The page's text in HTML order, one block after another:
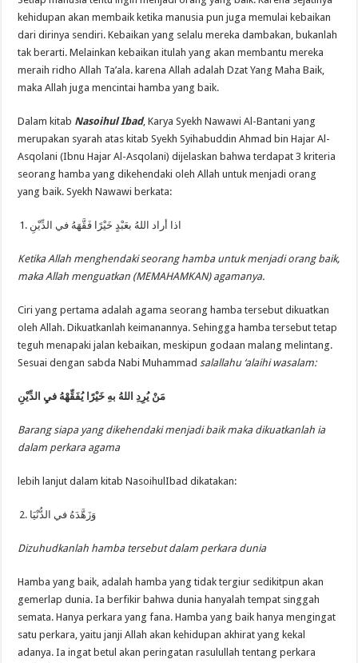
kehidupan akan membaik ketika manusia pun juga memulai kebaikan
dari dirinya sendiri. Kebaikan yang selalu mereka dambakan, bukanlah
tak berarti. Melainkan kebaikan itulah yang akan membantu mereka
meraih ridho Allah Ta’ala. karena Allah adalah Dzat Yang Maha Baik,
maka Allah juga mencintai hamba yang baik.
Dalam kitab Nasoihul Ibad, Karya Syekh Nawawi Al-Bantani yang
merupakan syarah atas kitab Syekh Syihabuddin Ahmad bin Hajar Al-
Asqolani (Ibnu Hajar Al-Asqolani) dijelaskan bahwa terdapat 3 kriteria
seorang hamba yang dikehendaki oleh Allah untuk menjadi orang
yang baik. Syekh Nawawi berkata:
اذا أراد اللهُ بعَبْدٍ خَيْرًا فَقَّهَهُ في الدِّيْنِ
Ketika Allah menghendaki seorang hamba untuk menjadi orang baik,
maka Allah menguatkan (MEMAHAMKAN) agamanya.
Ciri yang pertama adalah agama seorang hamba tersebut dikuatkan
oleh Allah. Dikuatkanlah keimanannya. Sehingga hamba tersebut tetap
teguh menapaki jalan kebaikan, meskipun godaan malang melintang.
Sesuai dengan sabda Nabi Muhammadsalallahu ‘alaihi wasalam:
مَنْ يُرِدِ اللهُ بهِ خَيْرًا يُفَقِّهْهُ فيِ الدِّيْنِ
Barang siapa yang dikehendaki menjadi baik maka dikuatkanlah ia
dalam perkara agama
lebih lanjut dalam kitab NasoihulIbad dikatakan:
وَزَهَّدَهُ في الدُّنْيَا
Dizuhudkanlah hamba tersebut dalam perkara dunia
Hamba yang baik, adalah hamba yang tidak tergiur sedikitpun akan
gemerlap dunia. Ia berfikir bahwa dunia hanyalah tempat singgah
semata. Hanya perkara yang fana. Hamba yang baik hanya mengingat
satu perkara, yaitu janji Allah akan kehidupan akhirat yang kekal
adanya. Ia ingat betul akan peringatan rasulullah tentang perkara